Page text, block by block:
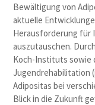
Bewältigung von
aktuelle
Herausforderung für
auszutauschen.
Koch-Instituts sowie
Jugendrehabilitation
Adipositas bei
Blick in die Zukunft